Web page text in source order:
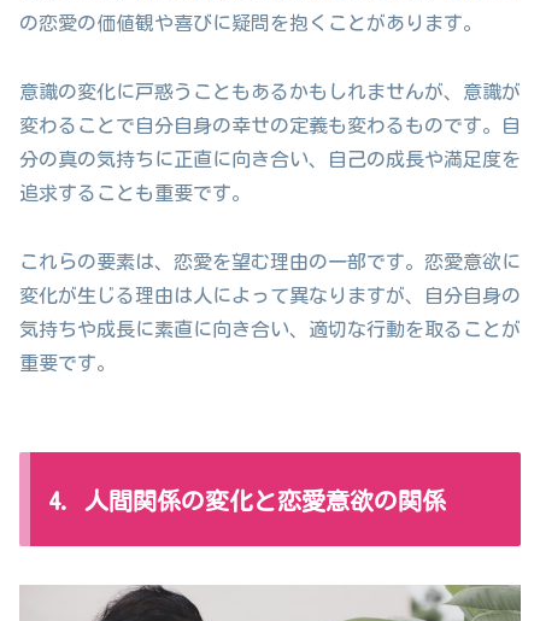
の恋愛の価値観や喜びに疑問を抱くことがあります。
意識の変化に戸惑うこともあるかもしれませんが、意識が
変わることで自分自身の幸せの定義も変わるものです。自
分の真の気持ちに正直に向き合い、自己の成長や満足度を
追求することも重要です。
これらの要素は、恋愛を望む理由の一部です。恋愛意欲に
変化が生じる理由は人によって異なりますが、自分自身の
気持ちや成長に素直に向き合い、適切な行動を取ることが
重要です。
4. 人間関係の変化と恋愛意欲の関係